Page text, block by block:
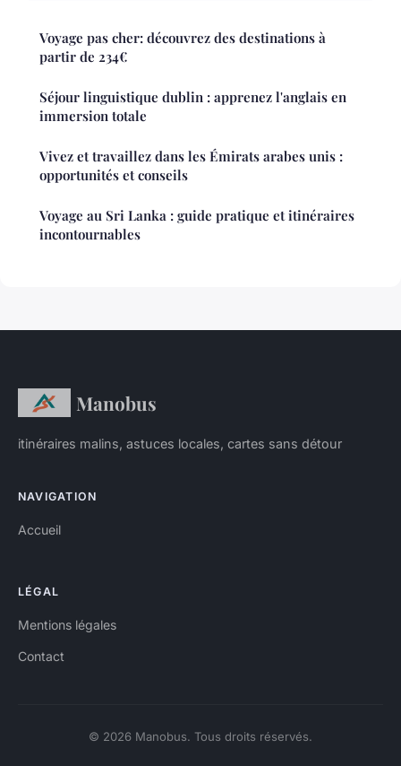
Voyage pas cher: découvrez des destinations à
partir de 234€
Séjour linguistique dublin : apprenez l'anglais en
immersion totale
Vivez et travaillez dans les Émirats arabes unis :
opportunités et conseils
Voyage au Sri Lanka : guide pratique et itinéraires
incontournables
Manobus
itinéraires malins, astuces locales, cartes sans détour
NAVIGATION
Accueil
LÉGAL
Mentions légales
Contact
© 2026 Manobus. Tous droits réservés.